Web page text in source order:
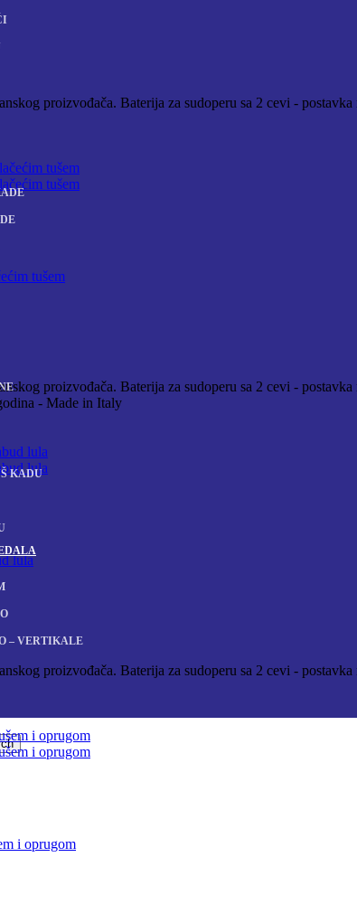
KADU
– VERTIKALE
proizvođača. Baterija za sudoperu sa 2 cevi -
tušem
proizvođača. Baterija za sudoperu sa 2 cevi -
- Made in Italy
lula
proizvođača. Baterija za sudoperu sa 2 cevi -
i oprugom